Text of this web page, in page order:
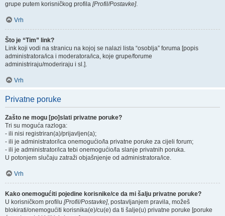
grupe putem korisničkog profila [Profil/Postavke].
Vrh
Što je “Tim” link?
Link koji vodi na stranicu na kojoj se nalazi lista “osoblja” foruma [popis
administratora/ica i moderatora/ica, koje grupe/forume
administriraju/moderiraju i sl.].
Vrh
Privatne poruke
Zašto ne mogu [po]slati privatne poruke?
Tri su moguća razloga:
- ili nisi registriran(a)/prijavljen(a);
- ili je administrator/ica onemogućio/la privatne poruke za cijeli forum;
- ili je administrator/ica tebi onemogućio/la slanje privatnih poruka.
U potonjem slučaju zatraži objašnjenje od administratora/ice.
Vrh
Kako onemogućiti pojedine korisnike/ce da mi šalju privatne poruke?
U korisničkom profilu [Profil/Postavke], postavljanjem pravila, možeš
blokirati/onemogućiti korisnika(e)/cu(e) da ti šalje(u) privatne poruke [poruke